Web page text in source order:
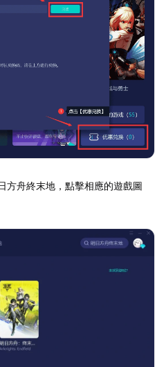
方舟終末地，點擊相應的遊戲圖